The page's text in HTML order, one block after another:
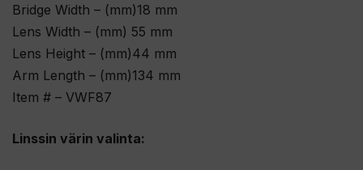
Bridge Width – (mm)18 mm
Lens Width – (mm) 55 mm
Lens Height – (mm)44 mm
Arm Length – (mm)134 mm
Item # – VWF87
Linssin värin valinta: